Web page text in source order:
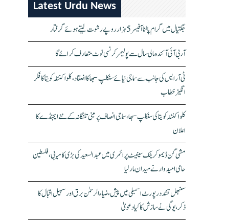
Latest Urdu News
جگتیال میں گرام پالنا آفیسر 5 ہزار روپے رشوت لیتے ہوئے گرفتار
آر بی آئی آئندہ مالی سال سے پولیمر کرنسی نوٹ متعارف کرائے گا
ٹی آر ایس کی جانب سے سماجی نیائے سنکلپ سبھا کا انعقاد، کلواکنٹلہ کویتا کا فکر
انگیز خطاب
کلواکنٹلہ کویتا کی سنکلپ سبھا، سماجی انصاف پر مبنی تلنگانہ کے نئے ایجنڈے کا
اعلان
مشی گن ڈیموکریٹک سینیٹ پرائمری میں عبدالسعید کی بڑی کامیابی، فلسطین
حامی امیدوار نے میدان مار لیا
سنبھل تشدد رپورٹ اسمبلی میں پیش، ضیاء الرحمٰن برق اور سہیل اقبال کا
ذکر، یوگی نے سازش کا کیا دعویٰ